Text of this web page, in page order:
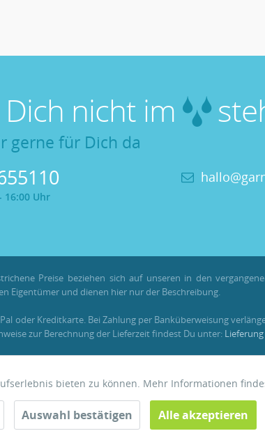
nicht im
gerne für Dich da
16:00 Uhr
Preise beziehen sich auf unseren in den
Eigentümer und dienen hier nur der Beschreibung.
oder Kreditkarte. Bei Zahlung per Banküberweisung
zur Berechnung der Lieferzeit findest Du unter:
bieten zu können. Mehr Informationen
Auswahl bestätigen Alle akzeptieren